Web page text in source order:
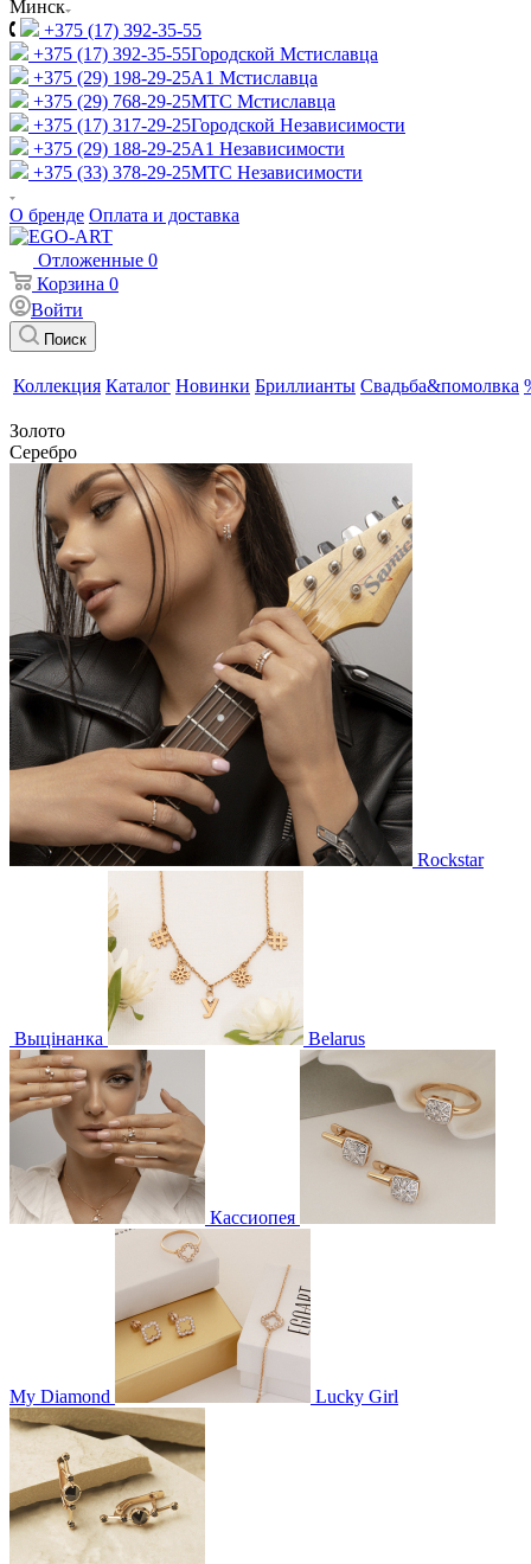
Минск
+375 (17) 392-35-55
+375 (17) 392-35-55Городской Мстиславца
+375 (29) 198-29-25A1 Мстиславца
+375 (29) 768-29-25МТС Мстиславца
+375 (17) 317-29-25Городской Независимости
+375 (29) 188-29-25A1 Независимости
+375 (33) 378-29-25МТС Независимости
О бренде Оплата и доставка
Отложенные 0
Корзина 0
Войти
Поиск
Коллекция Каталог Новинки Бриллианты Свадьба&помолвка
Золото
Серебро
Rockstar
Выцінанка Belarus
Кассиопея
My Diamond Lucky Girl